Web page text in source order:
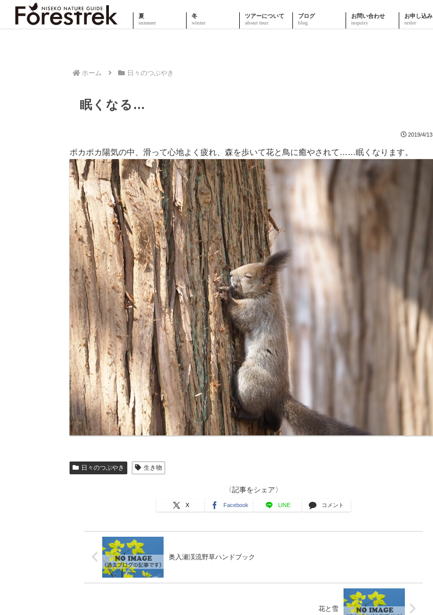
夏 冬 ツアーについて ブログ お問い合わせ お申し込み
ホーム 日々のつぶやき
眠くなる…
2019/4/13
ポカポカ陽気の中、滑って心地よく疲れ、森を歩いて花と鳥に癒やされて……眠くなります。
日々のつぶやき 生き物
〈記事をシェア〉
X Facebook LINE コメント
奥入瀬渓流野草ハンドブック
花と雪